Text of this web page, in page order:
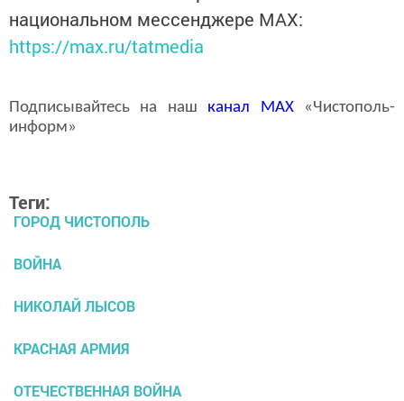
национальном мессенджере MАХ:
https://max.ru/tatmedia
Подписывайтесь на наш канал MAX«Чистополь-
информ»
Теги:
ГОРОД ЧИСТОПОЛЬ
ВОЙНА
НИКОЛАЙ ЛЫСОВ
КРАСНАЯ АРМИЯ
ОТЕЧЕСТВЕННАЯ ВОЙНА